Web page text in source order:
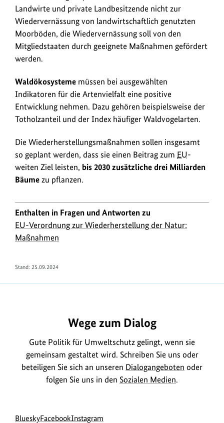
Landwirte und private Landbesitzende nicht zur
Wiedervernässung von landwirtschaftlich genutzten
Moorböden, die Wiedervernässung soll von den
Mitgliedstaaten durch geeignete Maßnahmen gefördert
werden.
Waldökosysteme müssen bei ausgewählten
Indikatoren für die Artenvielfalt eine positive
Entwicklung nehmen. Dazu gehören beispielsweise der
Totholzanteil und der Index häufiger Waldvogelarten.
Die Wiederherstellungsmaßnahmen sollen insgesamt
so geplant werden, dass sie einen Beitrag zum EU-
weiten Ziel leisten, bis 2030 zusätzliche drei Milliarden
Bäume zu pflanzen.
Enthalten in Fragen und Antworten zu
EU-Verordnung zur Wiederherstellung der Natur:
Maßnahmen
Stand: 25.09.2024
Wege zum Dialog
Gute Politik für Umweltschutz gelingt, wenn sie
gemeinsam gestaltet wird. Schreiben Sie uns oder
beteiligen Sie sich an unseren Dialogangeboten oder
folgen Sie uns in den Sozialen Medien.
Social
Blueskyzur
Facebookzur
Instagram